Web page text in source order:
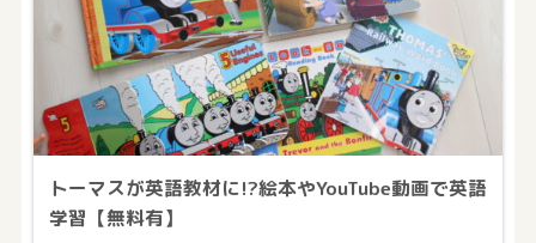
トーマスが英語教材に!?絵本やYouTube動画で英語
学習【無料有】